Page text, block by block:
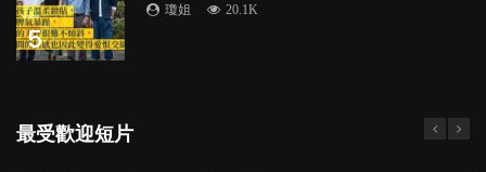
5
瓊姐 20.1K
最受歡迎短片